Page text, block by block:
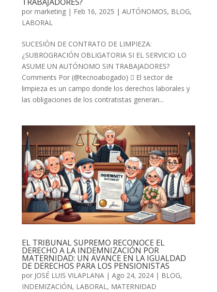
por marketing| Feb 16, 2025 | AUTÓNOMOS, BLOG,
LABORAL
SUCESIÓN DE CONTRATO DE LIMPIEZA:
¿SUBROGRACIÓN OBLIGATORIA SI EL SERVICIO LO
ASUME UN AUTÓNOMO SIN TRABAJADORES?
Comments Por (@tecnoabogado)  El sector de
limpieza es un campo donde los derechos laborales y
las obligaciones de los contratistas generan...
EL TRIBUNAL SUPREMO RECONOCE EL
DERECHO A LA INDEMNIZACIÓN POR
MATERNIDAD: UN AVANCE EN LA IGUALDAD
DE DERECHOS PARA LOS PENSIONISTAS
por JOSÉ LUIS VILAPLANA| Ago 24, 2024| BLOG,
INDEMIZACIÓN, LABORAL, MATERNIDAD